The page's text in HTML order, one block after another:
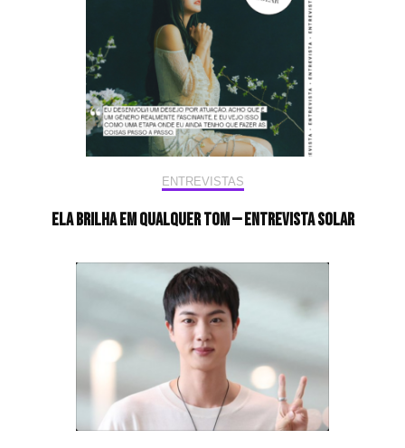
ENTREVISTAS
Ela brilha em qualquer tom — Entrevista Solar